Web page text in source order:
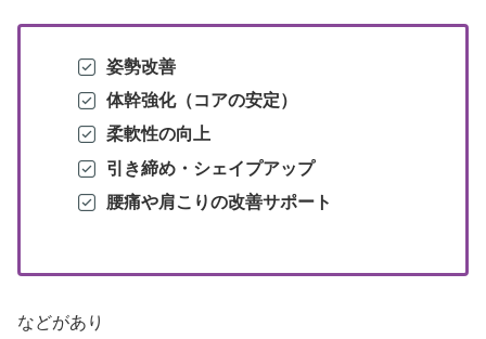
姿勢改善
体幹強化（コアの安定）
柔軟性の向上
引き締め・シェイプアップ
腰痛や肩こりの改善サポート
などがあり